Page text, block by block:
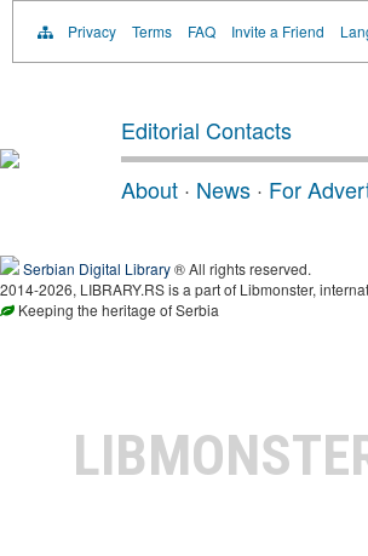
Privacy Terms FAQ Invite a Friend
Editorial Contacts
About · News · For
Serbian Digital Library® All rights reserved.
2014-2026, LIBRARY.RS is a part of Libmonster,
Keeping the heritage of Serbia